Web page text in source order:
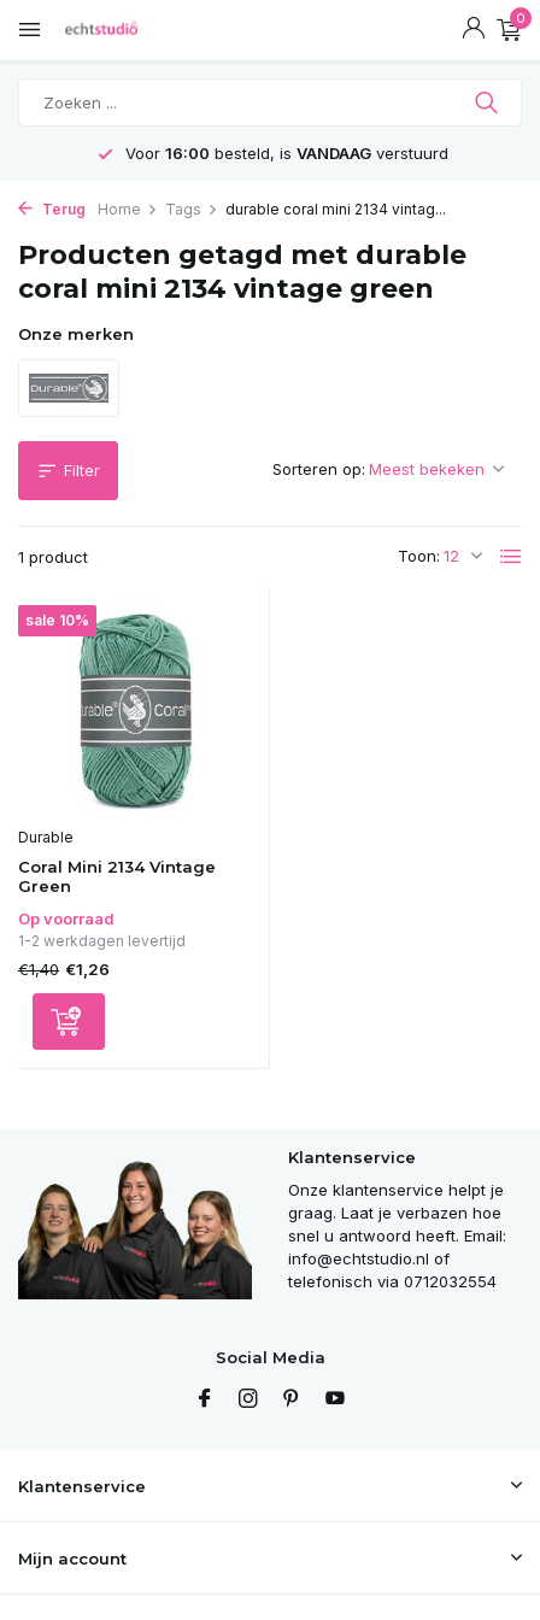
0
Voor 16:00 besteld, is VANDAAGverstuurd
Terug Home Tags durable coral mini 2134 vintag...
Producten getagd met durable
coral mini 2134 vintage green
Onze merken
Filter
1 product Toon:
Sorteren op:
sale 10%
Durable
Coral Mini 2134 Vintage
Green
Op voorraad
1-2 werkdagen levertijd
€1,40 €1,26
Klantenservice
Onze klantenservice helpt je
graag. Laat je verbazen hoe
snel u antwoord heeft. Email:
info@echtstudio.nl of
telefonisch via 0712032554
Social Media
Klantenservice
Mijn account